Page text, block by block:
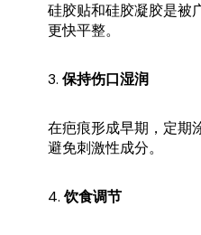
硅胶贴和硅胶凝胶是被
更快平整。
3. 保持伤口湿润
在疤痕形成早期，定期
避免刺激性成分。
4.饮食调节